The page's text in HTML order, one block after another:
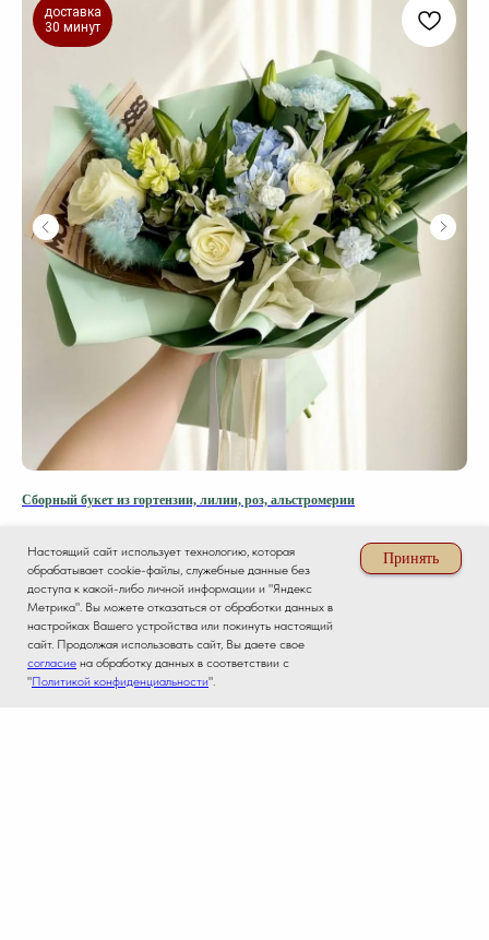
Home Catalog
доставка
30 минут
Сборный букет из гортензии, лилии, роз, альстромерии
КУПИТЬ
Настоящий сайт использует технологию, которая
обрабатывает cookie-файлы, служебные данные без
доступа к какой-либо личной информации и "Яндекс
Метрика". Вы можете отказаться от обработки данных в
настройках Вашего устройства или покинуть настоящий
сайт. Продолжая использовать сайт, Вы даете свое
согласие на обработку данных в соответствии с
"Политикой конфиденциальности".
Принять